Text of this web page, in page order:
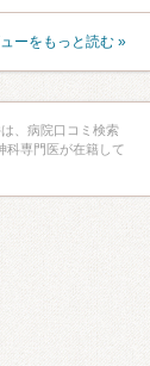
ーをもっと読む »
、病院口コミ検索
科専門医が在籍して